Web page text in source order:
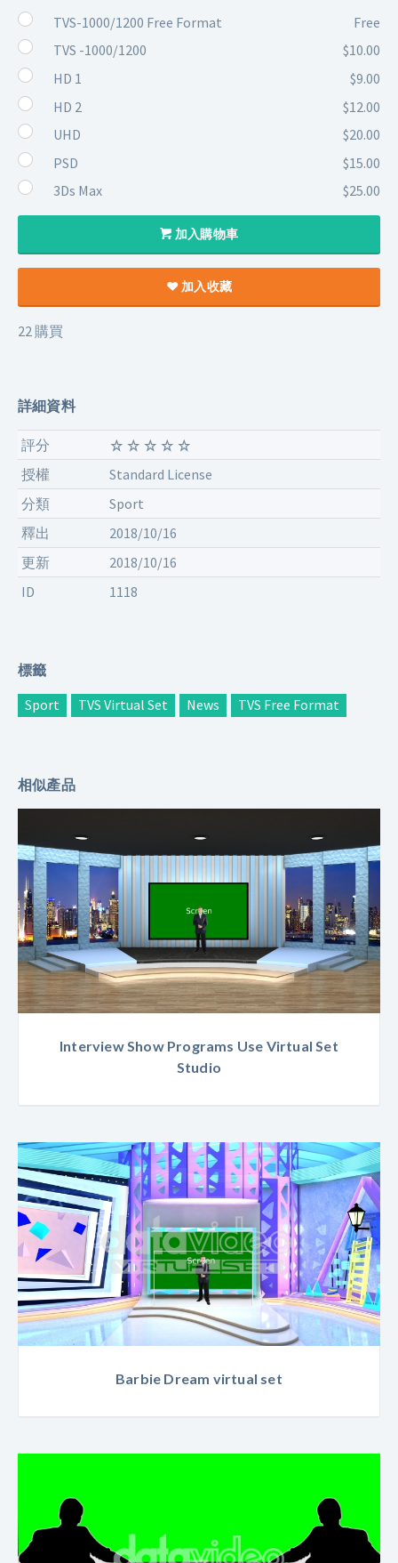
TVS-1000/1200 Free Format
Free
TVS -1000/1200
$10.00
HD 1
$9.00
HD 2
$12.00
UHD
$20.00
PSD
$15.00
3Ds Max
$25.00
加入購物車
加入收藏
22 購買
詳細資料
評分
授權
Standard License
分類
Sport
釋出
2018/10/16
更新
2018/10/16
ID
1118
標籤
Sport TVS Virtual Set News TVS Free Format
相似產品
Interview Show Programs Use Virtual Set
Studio
Barbie Dream virtual set